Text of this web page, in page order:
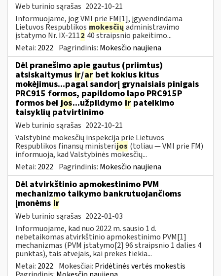
Web turinio sąrašas 2022-10-21
Informuojame, jog VMI prie FM[1], įgyvendindama
Lietuvos Respublikos mokesčių administravimo
įstatymo Nr. IX-2112 40 straipsnio pakeitimo...
Metai: 2022 Pagrindinis: Mokesčio naujiena
Dėl pranešimo apie gautus (priimtus)
atsiskaitymus ir/ar bet kokius kitus
mokėjimus...pagal sandorį grynaisiais pinigais
PRC915 formos, papildomo lapo PRC915P
formos bei jos...užpildymo ir pateikimo
taisyklių patvirtinimo
Web turinio sąrašas 2022-10-21
Valstybinė mokesčių inspekcija prie Lietuvos
Respublikos finansų ministerijos (toliau ― VMI prie FM)
informuoja, kad Valstybinės mokesčių...
Metai: 2022 Pagrindinis: Mokesčio naujiena
Dėl atvirkštinio apmokestinimo PVM
mechanizmo taikymo bankrutuojančioms
įmonėms ir
Web turinio sąrašas 2022-01-03
Informuojame, kad nuo 2022 m. sausio 1 d.
nebetaikomas atvirkštinio apmokestinimo PVM[1]
mechanizmas (PVM įstatymo[2] 96 straipsnio 1 dalies 4
punktas), tais atvejais, kai prekes tiekia...
Metai: 2022 Mokesčiai: Pridėtinės vertės mokestis